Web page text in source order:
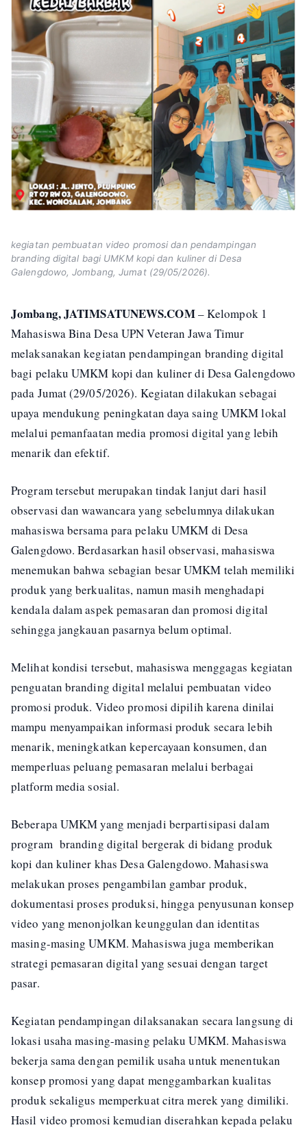
kegiatan pembuatan video promosi dan pendampingan
branding digital bagi UMKM kopi dan kuliner di Desa
Galengdowo, Jombang, Jumat (29/05/2026).
Jombang, JATIMSATUNEWS.COM– Kelompok 1
Mahasiswa Bina Desa UPN Veteran Jawa Timur
melaksanakan kegiatan pendampingan branding digital
bagi pelaku UMKM kopi dan kuliner di Desa Galengdowo
pada Jumat (29/05/2026). Kegiatan dilakukan sebagai
upaya mendukung peningkatan daya saing UMKM lokal
melalui pemanfaatan media promosi digital yang lebih
menarik dan efektif.
Program tersebut merupakan tindak lanjut dari hasil
observasi dan wawancara yang sebelumnya dilakukan
mahasiswa bersama para pelaku UMKM di Desa
Galengdowo. Berdasarkan hasil observasi, mahasiswa
menemukan bahwa sebagian besar UMKM telah memiliki
produk yang berkualitas, namun masih menghadapi
kendala dalam aspek pemasaran dan promosi digital
sehingga jangkauan pasarnya belum optimal.
Melihat kondisi tersebut, mahasiswa menggagas kegiatan
penguatan branding digital melalui pembuatan video
promosi produk. Video promosi dipilih karena dinilai
mampu menyampaikan informasi produk secara lebih
menarik, meningkatkan kepercayaan konsumen, dan
memperluas peluang pemasaran melalui berbagai
platform media sosial.
Beberapa UMKM yang menjadi berpartisipasi dalam
program branding digital bergerak di bidang produk
kopi dan kuliner khas Desa Galengdowo. Mahasiswa
melakukan proses pengambilan gambar produk,
dokumentasi proses produksi, hingga penyusunan konsep
video yang menonjolkan keunggulan dan identitas
masing-masing UMKM. Mahasiswa juga memberikan
strategi pemasaran digital yang sesuai dengan target
pasar.
Kegiatan pendampingan dilaksanakan secara langsung di
lokasi usaha masing-masing pelaku UMKM. Mahasiswa
bekerja sama dengan pemilik usaha untuk menentukan
konsep promosi yang dapat menggambarkan kualitas
produk sekaligus memperkuat citra merek yang dimiliki.
Hasil video promosi kemudian diserahkan kepada pelaku